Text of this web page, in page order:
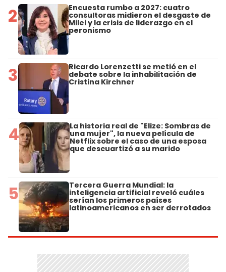
2 Encuesta rumbo a 2027: cuatro
consultoras midieron el desgaste de
Milei y la crisis de liderazgo en el
peronismo
3 Ricardo Lorenzetti se metió en el
debate sobre la inhabilitación de
Cristina Kirchner
4 La historia real de "Elize: Sombras de
una mujer", la nueva película de
Netflix sobre el caso de una esposa
que descuartizó a su marido
5 Tercera Guerra Mundial: la
inteligencia artificial reveló cuáles
serían los primeros países
latinoamericanos en ser derrotados